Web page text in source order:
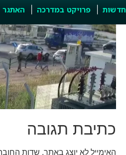
חדשות פרויקט במדרכה האתגר
כתיבת תגובה
האימייל לא יוצג באתר. שדות